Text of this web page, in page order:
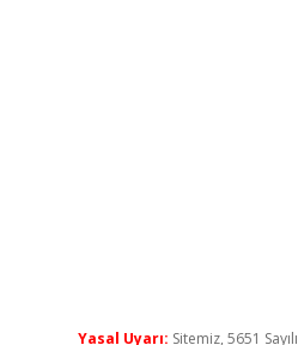
Yasal Uyarı: Sitemiz, 5651